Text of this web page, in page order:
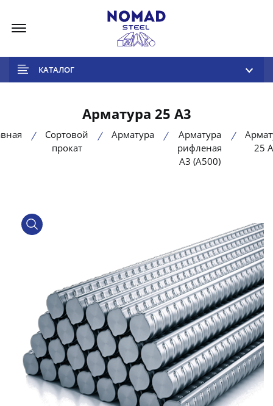
КАТАЛОГ
Арматура 25 А3
Сортовой
прокат
Арматура
Арматура
рифленая
А3 (А500)
25
product view